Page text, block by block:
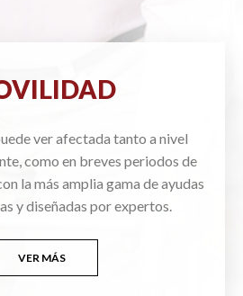
ver afectada tanto a nivel
como en breves periodos de
la más amplia gama de ayudas
y diseñadas por expertos.
VER MÁS